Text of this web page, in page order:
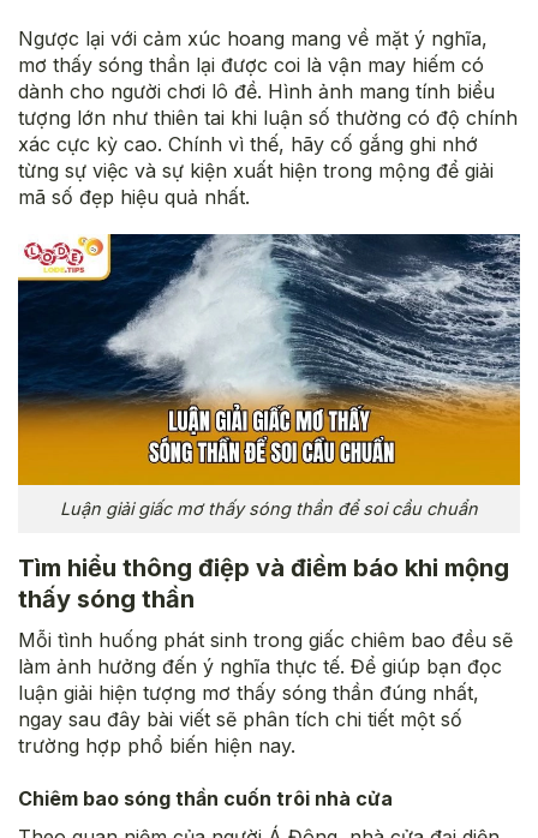
Ngược lại với cảm xúc hoang mang về mặt ý nghĩa,
mơ thấy sóng thần lại được coi là vận may hiếm có
dành cho người chơi lô đề. Hình ảnh mang tính biểu
tượng lớn như thiên tai khi luận số thường có độ chính
xác cực kỳ cao. Chính vì thế, hãy cố gắng ghi nhớ
từng sự việc và sự kiện xuất hiện trong mộng để giải
mã số đẹp hiệu quả nhất.
Luận giải giấc mơ thấy sóng thần để soi cầu chuẩn
Tìm hiểu thông điệp và điềm báo khi mộng
thấy sóng thần
Mỗi tình huống phát sinh trong giấc chiêm bao đều sẽ
làm ảnh hưởng đến ý nghĩa thực tế. Để giúp bạn đọc
luận giải hiện tượng mơ thấy sóng thần đúng nhất,
ngay sau đây bài viết sẽ phân tích chi tiết một số
trường hợp phổ biến hiện nay.
Chiêm bao sóng thần cuốn trôi nhà cửa